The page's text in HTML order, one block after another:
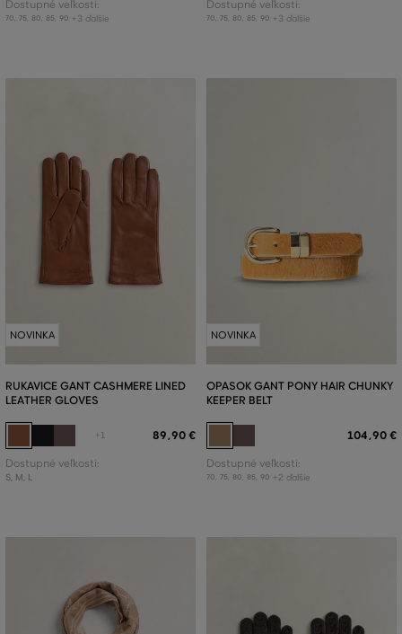
Dostupné veľkosti:
70 75 80 85 90 +3 ďalšie
Dostupné veľkosti:
70 75 80 85 90 +3 ďalšie
NOVINKA
RUKAVICE GANT CASHMERE LINED
LEATHER GLOVES
+1 89,90 €
Dostupné veľkosti:
S, M, L
NOVINKA
OPASOK GANT PONY HAIR CHUNKY
KEEPER BELT
104,90 €
Dostupné veľkosti:
70 75 80 85 90 +2 ďalšie